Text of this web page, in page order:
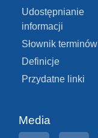
Udostępnianie
informacji
Słownik terminów
Definicje
Przydatne linki
Media